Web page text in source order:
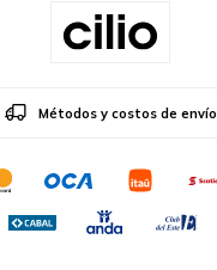
Métodos y costos de envío